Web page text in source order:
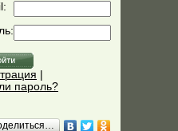
пароль?